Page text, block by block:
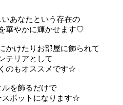
あなたという存在の
華やかに輝かせます♡
かけたりお部屋に飾られて
テリアとして
のもオススメです☆
ルを飾るだけで
スポットになります☆